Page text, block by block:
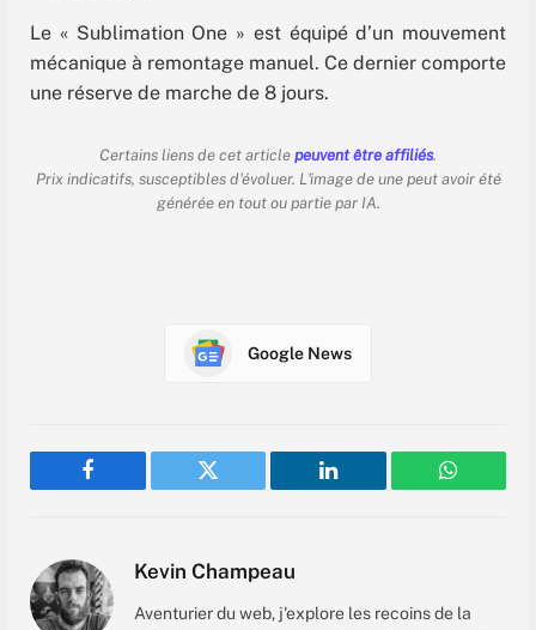
Le « Sublimation One » est équipé d’un mouvement
mécanique à remontage manuel. Ce dernier comporte
une réserve de marche de 8 jours.
Certains liens de cet article peuvent être affiliés.
Prix indicatifs, susceptibles d'évoluer. L'image de une peut avoir été
générée en tout ou partie par IA.
Google News
Facebook Twitter LinkedIn
Kevin Champeau
Aventurier du web, j'explore les recoins de la